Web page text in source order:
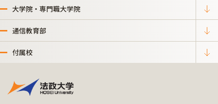
大学院・専門職大学院
通信教育部
付属校